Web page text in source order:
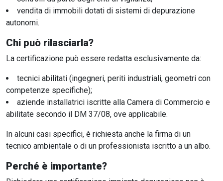
vendita di immobili dotati di sistemi di depurazione
autonomi.
Chi può rilasciarla?
La certificazione può essere redatta esclusivamente da:
tecnici abilitati (ingegneri, periti industriali, geometri con
competenze specifiche);
aziende installatrici iscritte alla Camera di Commercio e
abilitate secondo il DM 37/08, ove applicabile.
In alcuni casi specifici, è richiesta anche la firma di un
tecnico ambientale o di un professionista iscritto a un albo.
Perché è importante?